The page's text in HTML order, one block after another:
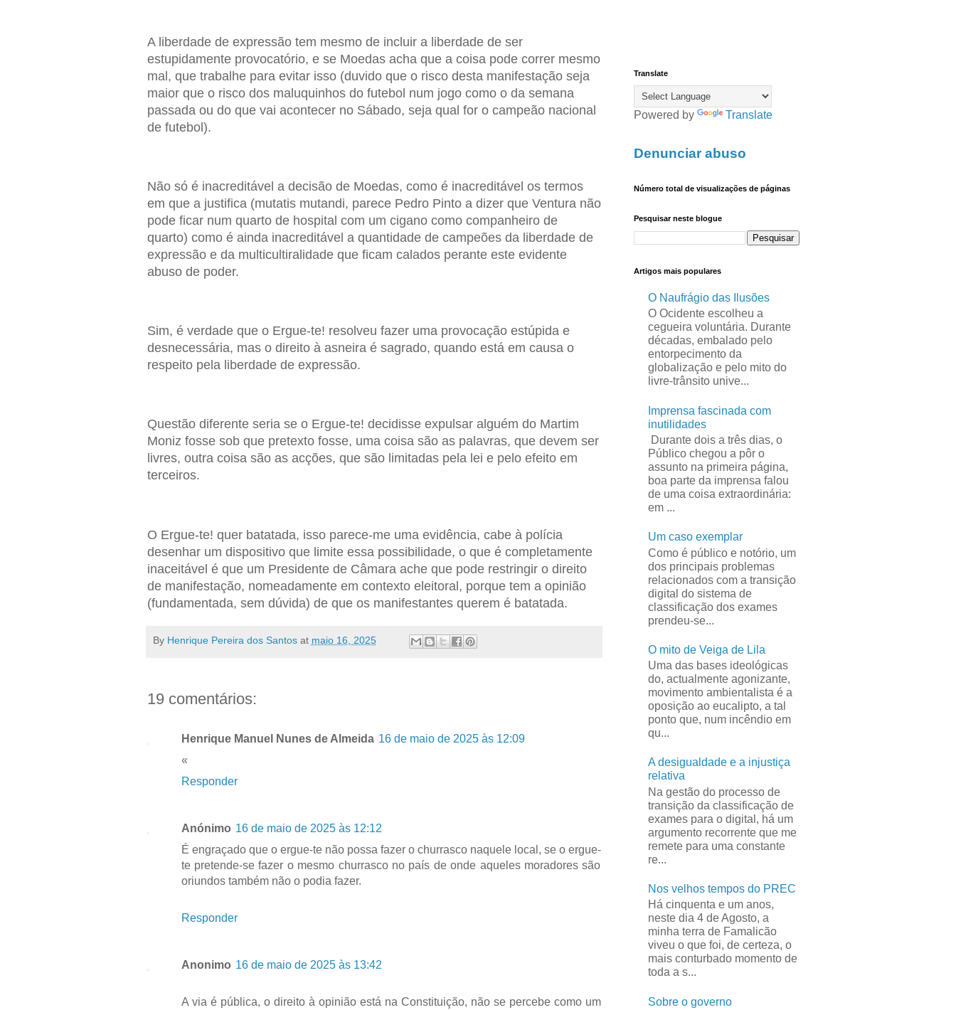
A liberdade de expressão tem mesmo de incluir a liberdade de ser
estupidamente provocatório, e se Moedas acha que a coisa pode correr mesmo
mal, que trabalhe para evitar isso (duvido que o risco desta manifestação seja
maior que o risco dos maluquinhos do futebol num jogo como o da semana
passada ou do que vai acontecer no Sábado, seja qual for o campeão nacional
de futebol).
Não só é inacreditável a decisão de Moedas, como é inacreditável os termos
em que a justifica (mutatis mutandi, parece Pedro Pinto a dizer que Ventura não
pode ficar num quarto de hospital com um cigano como companheiro de
quarto) como é ainda inacreditável a quantidade de campeões da liberdade de
expressão e da multicultiralidade que ficam calados perante este evidente
abuso de poder.
Sim, é verdade que o Ergue-te! resolveu fazer uma provocação estúpida e
desnecessária, mas o direito à asneira é sagrado, quando está em causa o
respeito pela liberdade de expressão.
Questão diferente seria se o Ergue-te! decidisse expulsar alguém do Martim
Moniz fosse sob que pretexto fosse, uma coisa são as palavras, que devem ser
livres, outra coisa são as acções, que são limitadas pela lei e pelo efeito em
terceiros.
O Ergue-te! quer batatada, isso parece-me uma evidência, cabe à polícia
desenhar um dispositivo que limite essa possibilidade, o que é completamente
inaceitável é que um Presidente de Câmara ache que pode restringir o direito
de manifestação, nomeadamente em contexto eleitoral, porque tem a opinião
(fundamentada, sem dúvida) de que os manifestantes querem é batatada.
By Henrique Pereira dos Santos at maio 16, 2025
19 comentários:
Henrique Manuel Nunes de Almeida 16 de maio de 2025 às 12:09
«
Responder
Anónimo 16 de maio de 2025 às 12:12
É engraçado que o ergue-te não possa fazer o churrasco naquele local, se o ergue-
te pretende-se fazer o mesmo churrasco no país de onde aqueles moradores são
oriundos também não o podia fazer.
Responder
Anonimo 16 de maio de 2025 às 13:42
A via é pública, o direito à opinião está na Constituição, não se percebe como um
Translate
Powered by Translate
Denunciar abuso
Número total de visualizações de páginas
Pesquisar neste blogue
Artigos mais populares
O Naufrágio das Ilusões
O Ocidente escolheu a
cegueira voluntária. Durante
décadas, embalado pelo
entorpecimento da
globalização e pelo mito do
livre-trânsito unive...
Imprensa fascinada com
inutilidades
Durante dois a três dias, o
Público chegou a pôr o
assunto na primeira página,
boa parte da imprensa falou
de uma coisa extraordinária:
em ...
Um caso exemplar
Como é público e notório, um
dos principais problemas
relacionados com a transição
digital do sistema de
classificação dos exames
prendeu-se...
O mito de Veiga de Lila
Uma das bases ideológicas
do, actualmente agonizante,
movimento ambientalista é a
oposição ao eucalipto, a tal
ponto que, num incêndio em
qu...
A desigualdade e a injustiça
relativa
Na gestão do processo de
transição da classificação de
exames para o digital, há um
argumento recorrente que me
remete para uma constante
re...
Nos velhos tempos do PREC
Há cinquenta e um anos,
neste dia 4 de Agosto, a
minha terra de Famalicão
viveu o que foi, de certeza, o
mais conturbado momento de
toda a s...
Sobre o governo